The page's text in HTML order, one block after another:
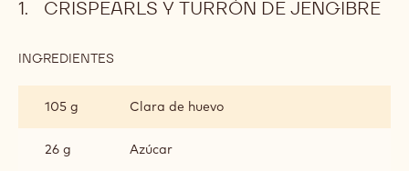
CRISPEARLS Y TURRÓN DE JENGIBRE
INGREDIENTES
TURRÓN
DE
JENGIBRE
105 g Clara de huevo
26 g Azúcar